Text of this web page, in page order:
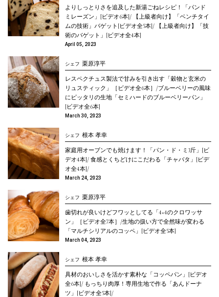
よりしっとりさを追及した新湯ごねレシピ！「パンド
ミレーズン」[ビデオ6本]/ 【上級者向け】「ベンチタイ
ムの技術」バゲット[ビデオ全5本]/ 【上級者向け】「技
術のバゲット」[ビデオ全4本]
April 05, 2023
シェフ 栗原淳平
レスペクチュス製法で甘みを引き出す「穀物と玄米の
リュスティック」［ビデオ全6本］/ブルーベリーの風味
にピッタリの生地「セミハードのブルーベリーパン」
[ビデオ全6本]
March 30, 2023
シェフ 根本 孝幸
家庭用オーブンでも焼けます！「パン・ド・ミ3斤」[ビ
デオ4本]/ 食感とくちどけにこだわる「チャバタ」[ビデ
オ全4本]/
March 24, 2023
シェフ 栗原淳平
歯切れが良いけどフワッとしてる「4×4のクロワッサ
ン」［ビデオ全7本］/生地の扱い方で全然味が変わる
「マルチシリアルのコッペ」[ビデオ全5本]
March 04, 2023
シェフ 根本 孝幸
具材のおいしさを活かす素朴な「コッペパン」[ビデオ
全6本]/ もっちり肉厚！専用生地で作る「あんドーナ
ツ」[ビデオ全5本]/